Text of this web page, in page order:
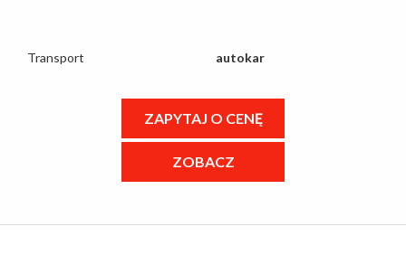
Transport autokar
ZAPYTAJ O CENĘ
ZOBACZ